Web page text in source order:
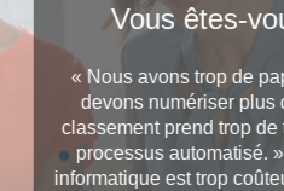
Vous êtes-
« Nous avons trop de
devons numériser plus
classement prend trop
processus automatisé. »
informatique est trop